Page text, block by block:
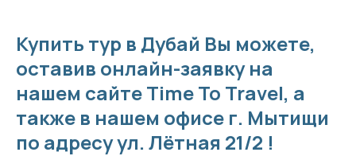
Купить тур в Дубай Вы можете,
оставив онлайн-заявку на
нашем сайте Time To Travel, а
также в нашем офисе г. Мытищи
по адресу ул. Лётная 21/2 !